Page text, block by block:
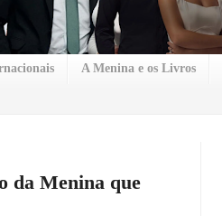
A Menina e os Livros
da Menina que